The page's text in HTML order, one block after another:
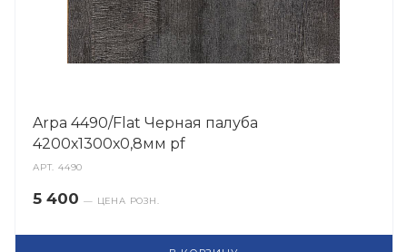
Arpa 4490/Flat Черная палуба
4200х1300х0,8мм pf
АРТ.4490
5 400 — ЦЕНА РОЗН.